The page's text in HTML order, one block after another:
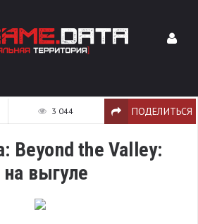
3 044 ПОДЕЛИТЬСЯ
Beyond the Valley:
выгуле